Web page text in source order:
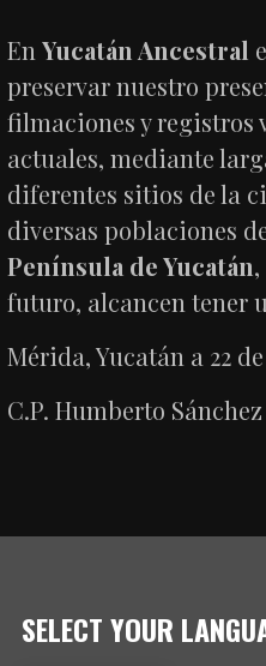
EnYucatán Ancestral
preservar nuestro
filmaciones y registros
actuales, mediante
diferentes sitios de la
diversas poblaciones
Península de Yucatán
futuro, alcancen tener
Mérida, Yucatán a 22
C.P. Humberto
SELECT YOUR